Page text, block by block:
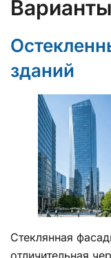
зданий
Стеклянная